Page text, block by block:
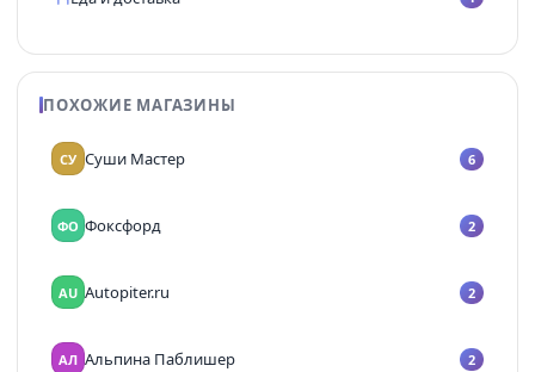
ПОХОЖИЕ МАГАЗИНЫ
СУ Суши Мастер 6
ФО Фоксфорд 2
AU Autopiter.ru 2
АЛ Альпина Паблишер 2